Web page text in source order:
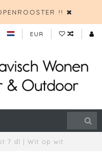
!!
EUR
7 dl | Wit op wit